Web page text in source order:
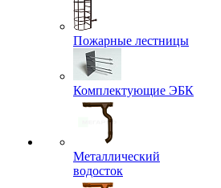
Пожарные лестницы
Комплектующие ЭБК
Металлический
водосток